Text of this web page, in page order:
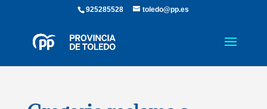
925285528 toledo@pp.es